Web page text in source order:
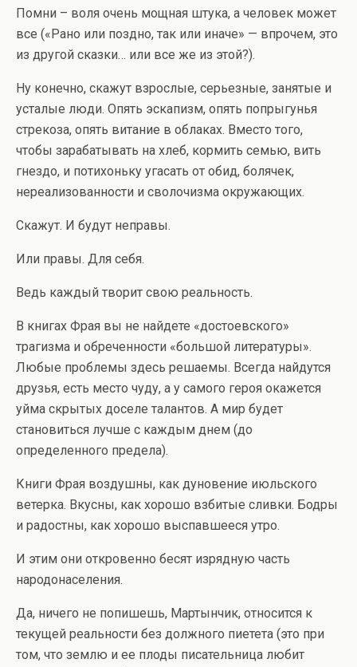
Помни – воля очень мощная штука, а человек может
все («Рано или поздно, так или иначе» — впрочем, это
из другой сказки… или все же из этой?).
Ну конечно, скажут взрослые, серьезные, занятые и
усталые люди. Опять эскапизм, опять попрыгунья
стрекоза, опять витание в облаках. Вместо того,
чтобы зарабатывать на хлеб, кормить семью, вить
гнездо, и потихоньку угасать от обид, болячек,
нереализованности и сволочизма окружающих.
Скажут. И будут неправы.
Или правы. Для себя.
Ведь каждый творит свою реальность.
В книгах Фрая вы не найдете «достоевского»
трагизма и обреченности «большой литературы».
Любые проблемы здесь решаемы. Всегда найдутся
друзья, есть место чуду, а у самого героя окажется
уйма скрытых доселе талантов. А мир будет
становиться лучше с каждым днем (до
определенного предела).
Книги Фрая воздушны, как дуновение июльского
ветерка. Вкусны, как хорошо взбитые сливки. Бодры
и радостны, как хорошо выспавшееся утро.
И этим они откровенно бесят изрядную часть
народонаселения.
Да, ничего не попишешь, Мартынчик, относится к
текущей реальности без должного пиетета (это при
том, что землю и ее плоды писательница любит